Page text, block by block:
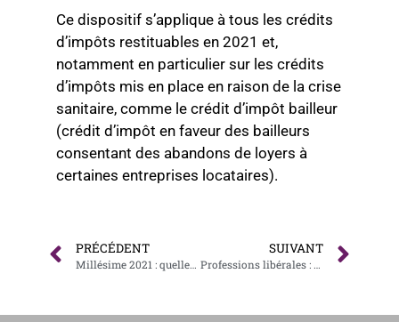
Ce dispositif s’applique à tous les crédits
d’impôts restituables en 2021 et,
notamment en particulier sur les crédits
d’impôts mis en place en raison de la crise
sanitaire, comme le crédit d’impôt bailleur
(crédit d’impôt en faveur des bailleurs
consentant des abandons de loyers à
certaines entreprises locataires).
PRÉCÉDENT
Millésime 2021 : quelles sont les réformes en droit social ?
SUIVANT
Professions libérales : le régime d’indemnisations des arrêts maladie